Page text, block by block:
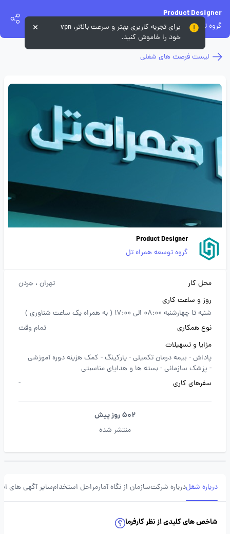
Product Designer
گروه توسعه همراه تل
لیست فرصت های شغلی
Product Designer
گروه توسعه همراه تل
محل کار تهران ، جردن
روز و ساعت کاری
شنبه تا چهارشنبه 08:00 الی 17:00 ( به همراه یک ساعت شناوری )
نوع همکاری
تمام وقت
مزایا و تسهیلات
پاداش - بیمه درمان تکمیلی -پارکینگ - کمک هزینه دوره آموزشی
- پزشک سازمانی -بسته ها و هدایای مناسبتی
سفرهای کاری
-
502 روز پیش
منتشر شده
درباره شغلدرباره شرکتسازمان از نگاه آمارمراحل استخدامسایر آگهی های
شاخص های کلیدی از نظر کارفرما
برای تجربه کاربری بهتر و سرعت بالاتر، vpn
خود را خاموش کنید.